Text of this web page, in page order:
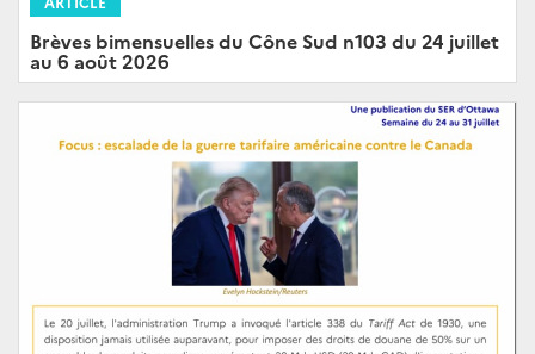
Brèves bimensuelles du Cône Sud n103 du 24 juillet
au 6 août 2026